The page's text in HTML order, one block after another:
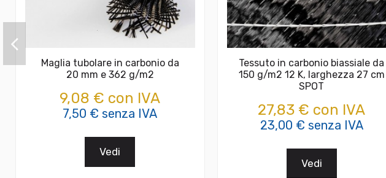
Maglia tubolare in carbonio da
20 mm e 362 g/m2
9,08 € con IVA
7,50 € senza IVA
Vedi
Tessuto in carbonio biassiale da
150 g/m2 12 K, larghezza 27 cm
SPOT
27,83 € con IVA
23,00 € senza IVA
Vedi